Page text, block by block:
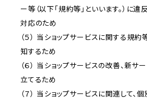
ー等（以下「規約等」といいます。）に
対応のため
（５） 当ショップサービスに関する規
知するため
（６） 当ショップサービスの改善、新
立てるため
（７） 当ショップサービスに関連して、